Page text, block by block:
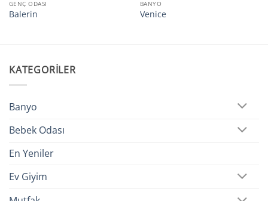
GENÇ ODASI
Balerin
BANYO
Venice
KATEGORILER
Banyo
Bebek Odası
En Yeniler
Ev Giyim